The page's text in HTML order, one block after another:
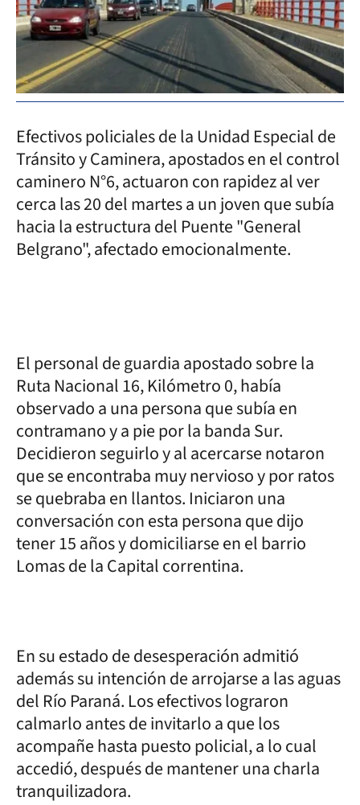
Efectivos policiales de la Unidad Especial de
Tránsito y Caminera, apostados en el control
caminero N°6, actuaron con rapidez al ver
cerca las 20 del martes a un joven que subía
hacia la estructura del Puente "General
Belgrano", afectado emocionalmente.
El personal de guardia apostado sobre la
Ruta Nacional 16, Kilómetro 0, había
observado a una persona que subía en
contramano y a pie por la banda Sur.
Decidieron seguirlo y al acercarse notaron
que se encontraba muy nervioso y por ratos
se quebraba en llantos. Iniciaron una
conversación con esta persona que dijo
tener 15 años y domiciliarse en el barrio
Lomas de la Capital correntina.
En su estado de desesperación admitió
además su intención de arrojarse a las aguas
del Río Paraná. Los efectivos lograron
calmarlo antes de invitarlo a que los
acompañe hasta puesto policial, a lo cual
accedió, después de mantener una charla
tranquilizadora.